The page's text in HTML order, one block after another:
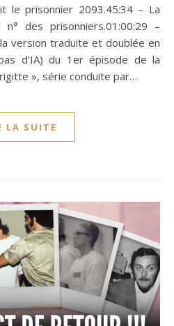
le prisonnier 2093.45:34 – La
des prisonniers.01:00:29 –
version traduite et doublée en
d’IA) du 1er épisode de la
», série conduite par…
LA SUITE